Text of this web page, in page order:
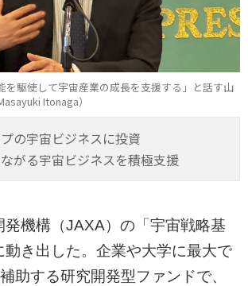
を駆使して宇宙産業の成長を支援する」と話す山
Itonaga）
の宇宙ビジネスに投資
がる宇宙ビジネスを積極支援
発機構（JAXA）の「宇宙戦略基
動き出した。企業や大学に最大で
助する研究開発型ファンドで、